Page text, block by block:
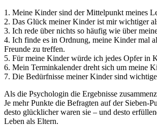
1. Meine Kinder sind der Mittelpunkt meines
2. Das Glück meiner Kinder ist mir wichtiger
3. Ich rede über nichts so häufig wie über
4. Ich finde es in Ordnung, meine Kinder mal
Freunde zu treffen.
5. Für meine Kinder würde ich jedes Opfer in
6. Mein Terminkalender dreht sich um meine
7. Die Bedürfnisse meiner Kinder sind
Als die Psychologin die Ergebnisse
Je mehr Punkte die Befragten auf der Sieben-
desto glücklicher waren sie – und desto
Leben als Eltern.